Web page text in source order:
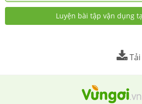
Luyện bài tập vận dụng
Tải